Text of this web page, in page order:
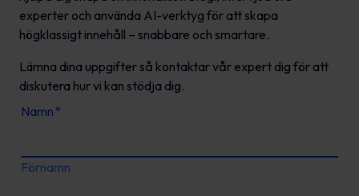
experter och använda AI-verktyg för att skapa
högklassigt innehåll – snabbare och smartare.
Lämna dina uppgifter så kontaktar vår expert dig för att
diskutera hur vi kan stödja dig.
Namn*
Förnamn